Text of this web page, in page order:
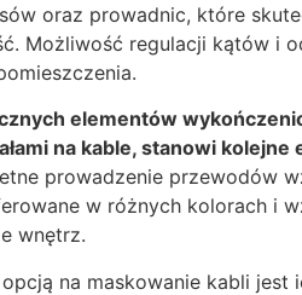
oraz prowadnic, które
Możliwość regulacji kątów i
elementów
na kable, stanowi
prowadzenie przewodów
w różnych kolorach i
wnętrz.
na maskowanie kabli